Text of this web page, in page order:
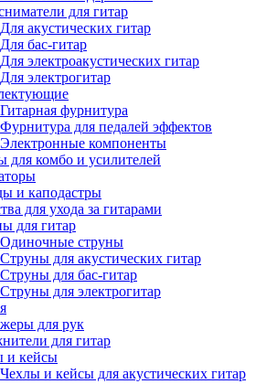
для гитар
Для акустических гитар
Для бас-гитар
Для электроакустических гитар
Для электрогитар
Гитарная фурнитура
Фурнитура для педалей эффектов
Электронные компоненты
для комбо и усилителей
и каподастры
для ухода за гитарами
для гитар
Одиночные струны
Струны для акустических гитар
Струны для бас-гитар
Струны для электрогитар
для рук
для гитар
и кейсы
Чехлы и кейсы для акустических гитар